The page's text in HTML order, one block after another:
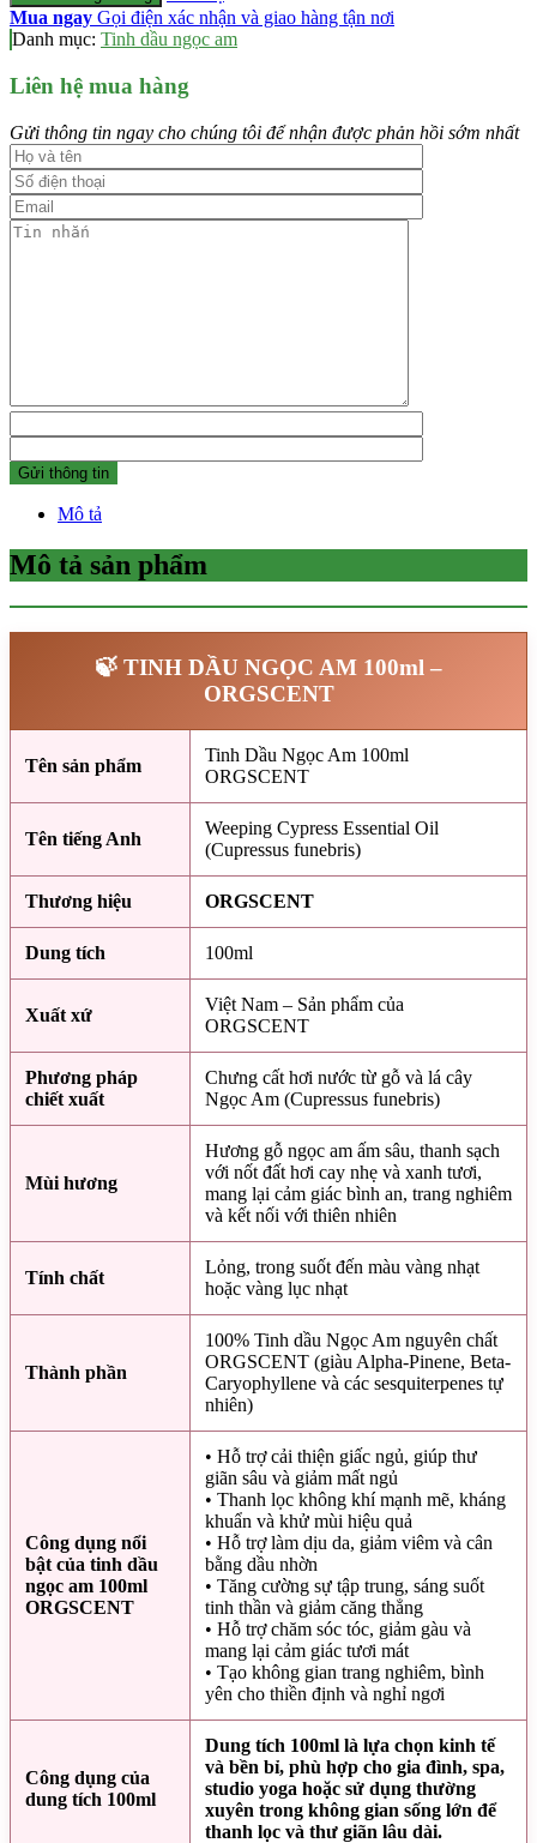
315.000 ₫.
Mua ngay Gọi điện xác nhận và giao hàng tận nơi
Danh mục: Tinh dầu ngọc am
Liên hệ mua hàng
Gửi thông tin ngay cho chúng tôi để nhận được phản hồi sớm nhất
Mô tả
Mô tả sản phẩm
🍃 TINH DẦU NGỌC AM 100ml –
ORGSCENT
Tên sản phẩm
Tinh Dầu Ngọc Am 100ml
ORGSCENT
Tên tiếng Anh
Weeping Cypress Essential Oil
(Cupressus funebris)
Thương hiệu ORGSCENT
Dung tích 100ml
Xuất xứ
Việt Nam – Sản phẩm của
ORGSCENT
Phương pháp
chiết xuất
Chưng cất hơi nước từ gỗ và lá cây
Ngọc Am (Cupressus funebris)
Mùi hương
Hương gỗ ngọc am ấm sâu, thanh sạch
với nốt đất hơi cay nhẹ và xanh tươi,
mang lại cảm giác bình an, trang nghiêm
và kết nối với thiên nhiên
Tính chất
Lỏng, trong suốt đến màu vàng nhạt
hoặc vàng lục nhạt
Thành phần
100% Tinh dầu Ngọc Am nguyên chất
ORGSCENT (giàu Alpha-Pinene, Beta-
Caryophyllene và các sesquiterpenes tự
nhiên)
Công dụng nổi
bật của tinh dầu
ngọc am 100ml
ORGSCENT
• Hỗ trợ cải thiện giấc ngủ, giúp thư
giãn sâu và giảm mất ngủ
• Thanh lọc không khí mạnh mẽ, kháng
khuẩn và khử mùi hiệu quả
• Hỗ trợ làm dịu da, giảm viêm và cân
bằng dầu nhờn
• Tăng cường sự tập trung, sáng suốt
tinh thần và giảm căng thẳng
• Hỗ trợ chăm sóc tóc, giảm gàu và
mang lại cảm giác tươi mát
• Tạo không gian trang nghiêm, bình
yên cho thiền định và nghỉ ngơi
Công dụng của
dung tích 100ml
Dung tích 100ml là lựa chọn kinh tế
và bền bỉ, phù hợp cho gia đình, spa,
studio yoga hoặc sử dụng thường
xuyên trong không gian sống lớn để
thanh lọc và thư giãn lâu dài.